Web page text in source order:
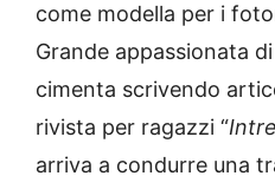
come modella per i
Grande appassionata
cimenta scrivendo
rivista per ragazzi “
arriva a condurre una